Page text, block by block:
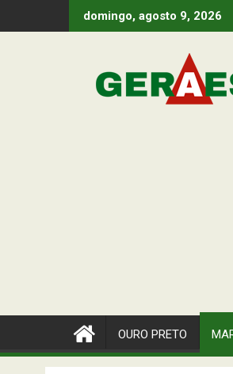
to
domingo, agosto 9, 2026
OURO PRETO